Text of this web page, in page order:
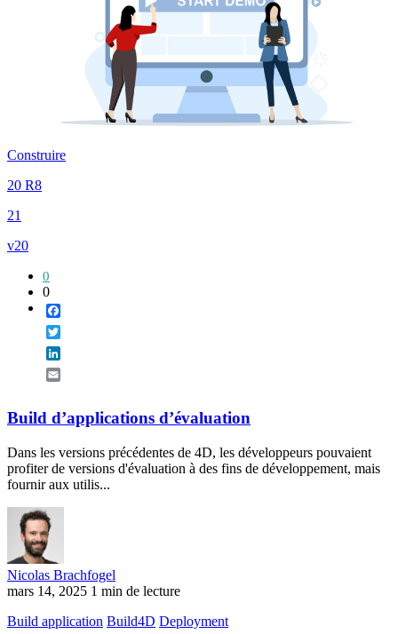
Construire
20 R8
21
v20
0
0
Build d’applications d’évaluation
Dans les versions précédentes de 4D, les développeurs pouvaient
profiter de versions d'évaluation à des fins de développement, mais
fournir aux utilis...
Nicolas Brachfogel
mars 14, 2025 1 min de lecture
Build application Build4D Deployment